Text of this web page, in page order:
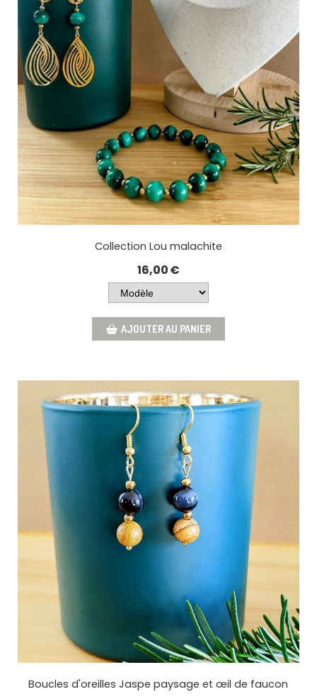
Collection Lou malachite
16,00€
AJOUTER AU PANIER
Boucles d'oreilles Jaspe paysage et œil de faucon